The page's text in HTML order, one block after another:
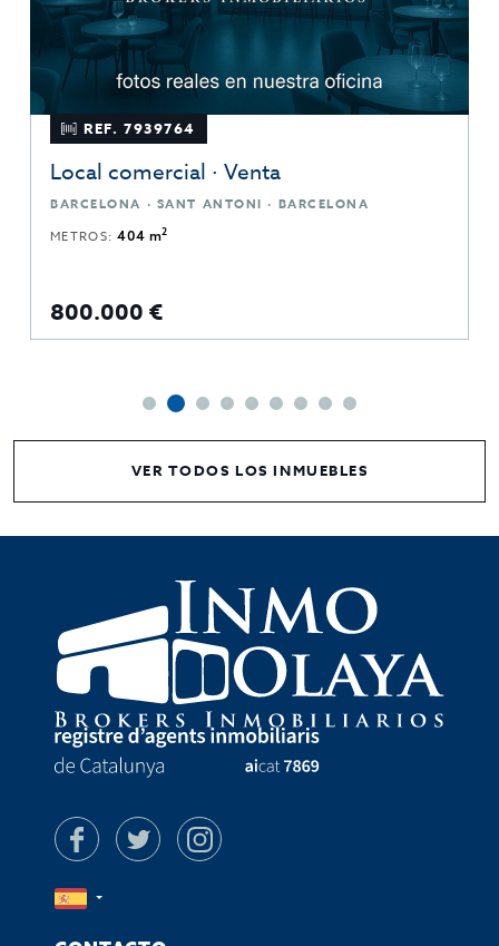
REF. 7939764
Local comercial · Venta
BARCELONA · SANT ANTONI · BARCELONA
METROS:404 m2
800.000 €
VER TODOS LOS INMUEBLES